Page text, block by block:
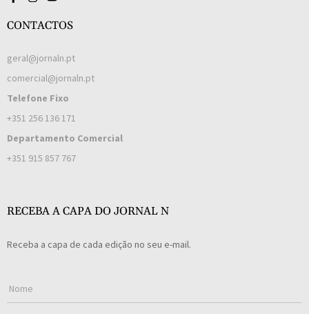
CONTACTOS
geral@jornaln.pt
comercial@jornaln.pt
Telefone Fixo
+351 256 136 171
Departamento Comercial
+351 915 857 767
RECEBA A CAPA DO JORNAL N
Receba a capa de cada edição no seu e-mail.